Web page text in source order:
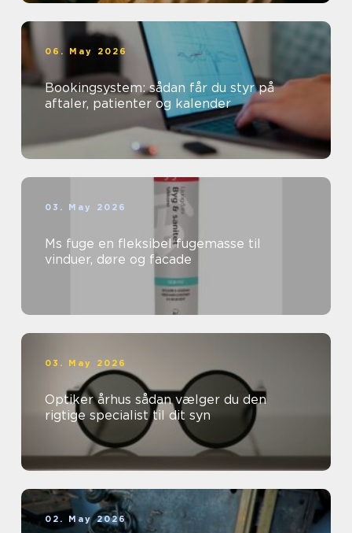
06. May 2026
Bookingsystem: sådan får du styr på
aftaler, patienter og kalender
03. May 2026
Ms fuge en fleksibel fugemasse til
vinduer, døre og facade
03. May 2026
Optiker århus sådan vælger du den
rigtige specialist til dit syn
02. May 2026